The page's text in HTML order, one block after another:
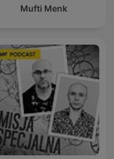
Mufti Menk